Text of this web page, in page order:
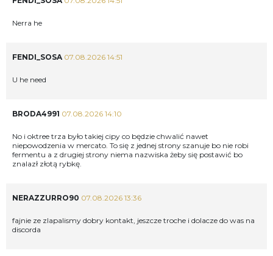
Nerra he
FENDI_SOSA 07.08.2026 14:51
U he need
BRODA4991 07.08.2026 14:10
No i oktree trza było takiej cipy co będzie chwalić nawet
niepowodzenia w mercato. To się z jednej strony szanuje bo nie robi
fermentu a z drugiej strony niema nazwiska żeby się postawić bo
znalazł złotą rybkę.
NERAZZURRO90 07.08.2026 13:36
fajnie ze zlapalismy dobry kontakt, jeszcze troche i dolacze do was na
discorda